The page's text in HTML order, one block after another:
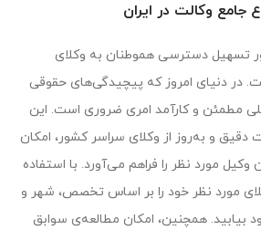
جامع وکالت در ایران
تسهیل دسترسی هموطنان به وکلای
دنیای امروز که پیچیدگی‌های حقوقی
مطمئن و کارآمد امری ضروری است. این
دقیق و به‌روز از وکلای سراسر کشور، امکان
مورد نظر را فراهم می‌آورد. با استفاده
مورد نظر خود را بر اساس تخصص، شهر و
همچنین، امکان مطالعه‌ی سوابق